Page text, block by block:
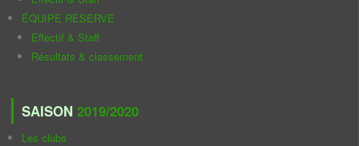
ÉQUIPE RÉSERVE
Effectif & Staff
Résultats & classement
SAISON 2019/2020
Les clubs